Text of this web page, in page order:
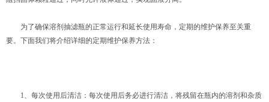
为了确保溶剂抽滤瓶的正常运行和延长使用寿命，定期的维护保养至关重
要。下面我们将介绍详细的定期维护保养方法：
1、每次使用后清洁：每次使用后务必进行清洁，将残留在瓶内的溶剂和杂质